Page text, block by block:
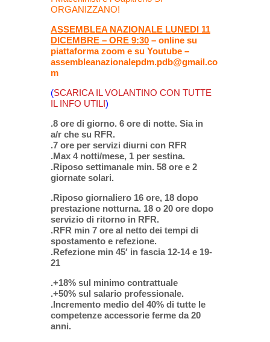
ORGANIZZANO!
ASSEMBLEA NAZIONALE LUNEDI 11
DICEMBRE – ORE 9:30 – online su
piattaforma zoom e su Youtube –
assembleanazionalepdm.pdb@gmail.co
m
(SCARICA IL VOLANTINO CON TUTTE
IL INFO UTILI)
.8 ore di giorno. 6 ore di notte. Sia in
a/r che su RFR.
.7 ore per servizi diurni con RFR
.Max 4 notti/mese, 1 per sestina.
.Riposo settimanale min. 58 ore e 2
giornate solari.
.Riposo giornaliero 16 ore, 18 dopo
prestazione notturna. 18 o 20 ore dopo
servizio di ritorno in RFR.
.RFR min 7 ore al netto dei tempi di
spostamento e refezione.
.Refezione min 45′ in fascia 12-14 e 19-
21
.+18% sul minimo contrattuale
.+50% sul salario professionale.
.Incremento medio del 40% di tutte le
competenze accessorie ferme da 20
anni.